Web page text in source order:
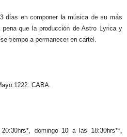
días en componer la música de su más
pena que la producción de Astro Lyrica y
tiempo a permanecer en cartel.
1222. CABA.
domingo 10 a las 18:30hrs**,